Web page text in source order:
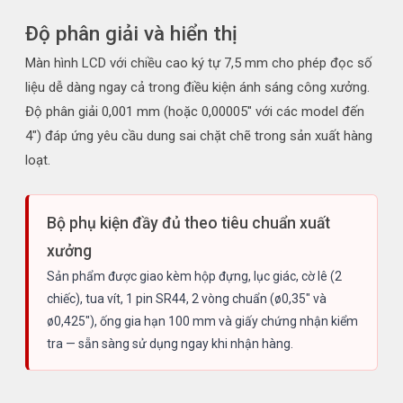
Độ phân giải và hiển thị
Màn hình LCD với chiều cao ký tự 7,5 mm cho phép đọc số
liệu dễ dàng ngay cả trong điều kiện ánh sáng công xưởng.
Độ phân giải 0,001 mm (hoặc 0,00005" với các model đến
4") đáp ứng yêu cầu dung sai chặt chẽ trong sản xuất hàng
loạt.
Bộ phụ kiện đầy đủ theo tiêu chuẩn xuất
xưởng
Sản phẩm được giao kèm hộp đựng, lục giác, cờ lê (2
chiếc), tua vít, 1 pin SR44, 2 vòng chuẩn (ø0,35" và
ø0,425"), ống gia hạn 100 mm và giấy chứng nhận kiểm
tra — sẵn sàng sử dụng ngay khi nhận hàng.